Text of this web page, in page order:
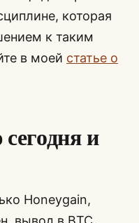
которая
к таким
в моей статье о
и
Honeygain,